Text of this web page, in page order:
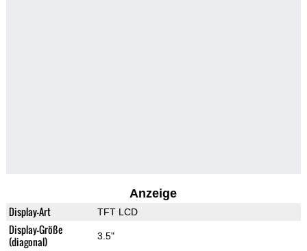
Anzeige
Display-Art TFT LCD
Display-Größe
(diagonal)
3.5"